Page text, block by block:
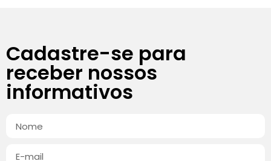
Cadastre-se para
receber nossos
informativos